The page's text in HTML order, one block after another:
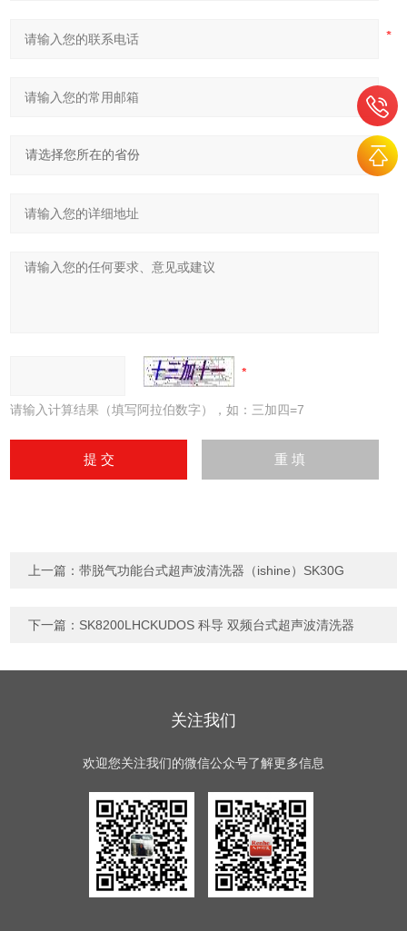
请输入计算结果（填写阿拉伯数字），如：三加四=7
上一篇：带脱气功能台式超声波清洗器（ishine）SK30G
下一篇： SK8200LHCKUDOS 科导 双频台式超声波清洗器
关注我们
欢迎您关注我们的微信公众号了解更多信息